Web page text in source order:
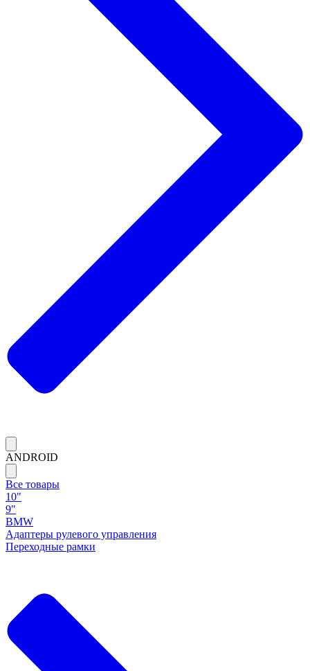
ANDROID
Все товары
10"
9"
BMW
Адаптеры рулевого управления
Переходные рамки